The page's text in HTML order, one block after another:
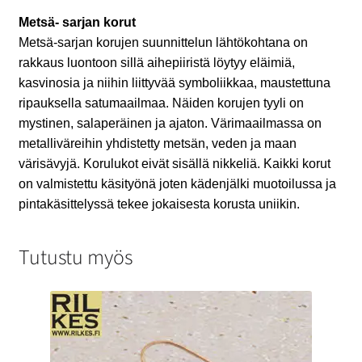
Metsä- sarjan korut
Metsä-sarjan korujen suunnittelun lähtökohtana on
rakkaus luontoon sillä aihepiiristä löytyy eläimiä,
kasvinosia ja niihin liittyvää symboliikkaa, maustettuna
ripauksella satumaailmaa. Näiden korujen tyyli on
mystinen, salaperäinen ja ajaton. Värimaailmassa on
metalliväreihin yhdistetty metsän, veden ja maan
värisävyjä. Korulukot eivät sisällä nikkeliä. Kaikki korut
on valmistettu käsityönä joten kädenjälki muotoilussa ja
pintakäsittelyssä tekee jokaisesta korusta uniikin.
Tutustu myös